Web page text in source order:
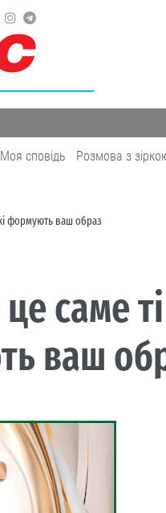
Моя сповідь Розмова з
формують ваш образ
саме
ваш